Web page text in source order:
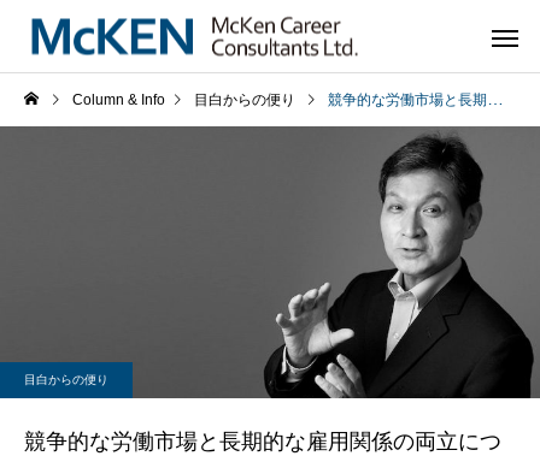
Column & Info 目白からの便り 競争的な労働市場と長期的な雇用関係の両立について
目白からの便り
競争的な労働市場と長期的な雇用関係の両立につ